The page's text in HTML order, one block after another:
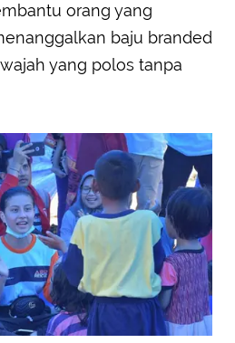
orang yang
baju branded
yang polos tanpa